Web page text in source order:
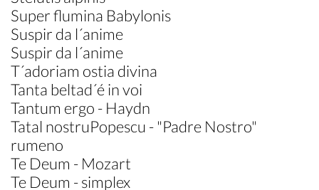
Super flumina Babylonis
Suspir da l´anime
Suspir da l´anime
T´adoriam ostia divina
Tanta beltad´é in voi
Tantum ergo - Haydn
Tatal nostruPopescu - "Padre Nostro"
rumeno
Te Deum - Mozart
Te Deum - simplex